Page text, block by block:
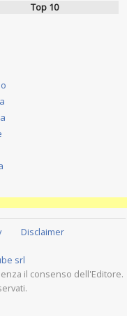
Top 10
Disclaimer
srl
il consenso dell'Editore.